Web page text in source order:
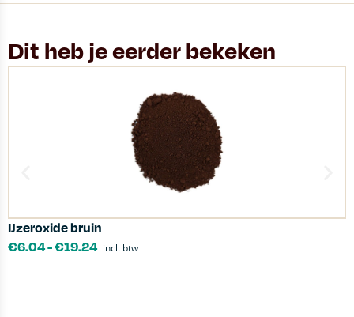
Dit heb je eerder bekeken
IJzeroxide bruin
€6.04-€19.24 incl. btw